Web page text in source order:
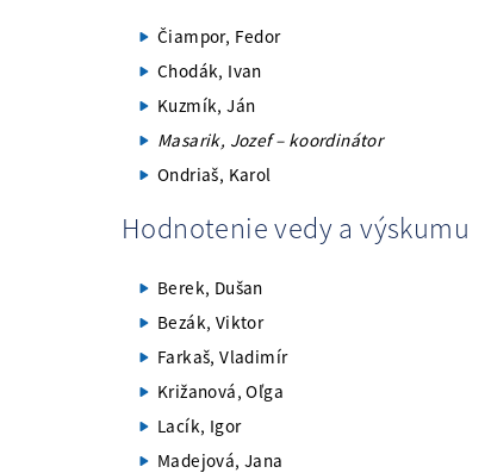
Čiampor, Fedor
Chodák, Ivan
Kuzmík, Ján
Masarik, Jozef – koordinátor
Ondriaš, Karol
Hodnotenie vedy a výskumu
Berek, Dušan
Bezák, Viktor
Farkaš, Vladimír
Križanová, Oľga
Lacík, Igor
Madejová, Jana